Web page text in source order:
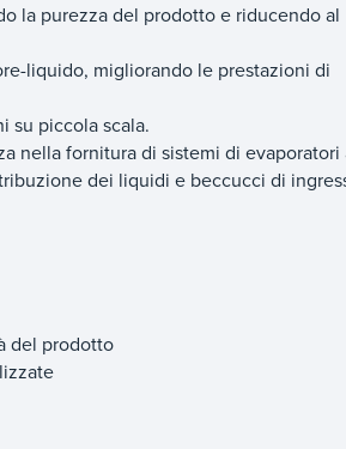
la purezza del prodotto e riducendo
liquido, migliorando le prestazioni di
su piccola scala.
nella fornitura di sistemi di evaporatori
dei liquidi e beccucci di
del prodotto